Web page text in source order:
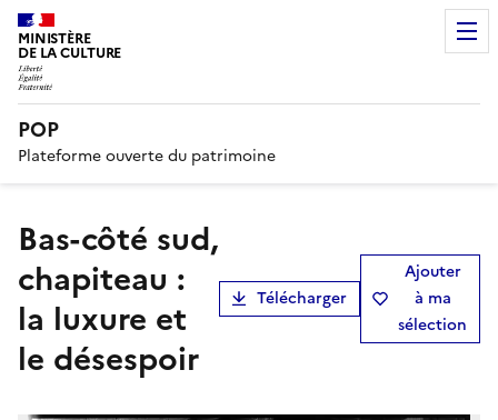
MINISTÈRE
DE LA CULTURE
POP
Plateforme ouverte du patrimoine
Bas-côté sud,
chapiteau :
la luxure et
le désespoir
Télécharger
Ajouter
à ma
sélection